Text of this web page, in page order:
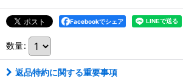
Facebookでシェア
数量:
返品特約に関する重要事項